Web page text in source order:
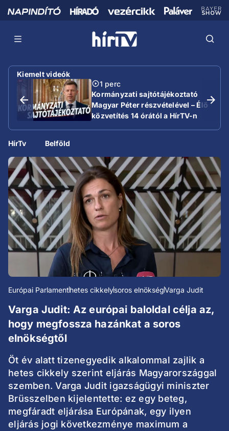
Kiemelt videók
1 perc
Kormányzati sajtótájékoztató
Magyar Péter részvételével – Élő
közvetítés 14 órától a HírTV-n
HírTv Belföld
Európai Parlamenthetes cikkelysoros elnökségVarga Judit
Varga Judit: Az európai baloldal célja az,
hogy megfossza hazánkat a soros
elnökségtől
Öt év alatt tizenegyedik alkalommal zajlik a
hetes cikkely szerint eljárás Magyarországgal
szemben. Varga Judit igazságügyi miniszter
Brüsszelben kijelentette: ez egy beteg,
megfáradt eljárása Európának, egy ilyen
eljárás jogi következménye maximum a